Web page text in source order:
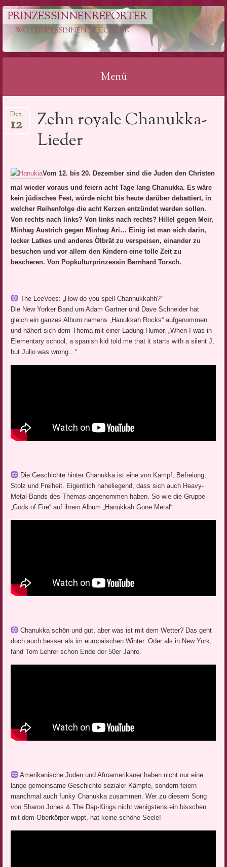
PRINZESSINNENREPORTER
WO PRINZESSINNEN BERICHTEN
Menü
zum
Zehn royale Chanukka-
Lieder
Dez.
12
Vom 12. bis 20. Dezember sind die Juden den Christen
mal wieder voraus und feiern acht Tage lang Chanukka. Es wäre
kein jüdisches Fest, würde nicht bis heute darüber debattiert, in
welcher Reihenfolge die acht Kerzen entzündet werden sollen.
Von rechts nach links? Von links nach rechts? Hillel gegen Meir,
Minhag Austrich gegen Minhag Ari… Einig ist man sich darin,
lecker Latkes und anderes Ölbrät zu verspeisen, einander zu
besuchen und vor allem den Kindern eine tolle Zeit zu
bescheren. Von Popkulturprinzessin Bernhard Torsch.
The LeeVees: „How do you spell Channukkahh?“
Die New Yorker Band um Adam Gartner und Dave Schneider hat
gleich ein ganzes Album namens „Hanukkah Rocks“ aufgenommen
und nähert sich dem Thema mit einer Ladung Humor. „When I was in
Elementary school, a spanish kid told me that it starts with a silent J,
but Julio was wrong…“
Die Geschichte hinter Chanukka ist eine von Kampf, Befreiung,
Stolz und Freiheit. Eigentlich naheliegend, dass sich auch Heavy-
Metal-Bands des Themas angenommen haben. So wie die Gruppe
„Gods of Fire“ auf ihrem Album „Hanukkah Gone Metal“.
Chanukka schön und gut, aber was ist mit dem Wetter? Das geht
doch auch besser als im europäischen Winter. Oder als in New York,
fand Tom Lehrer schon Ende der 50er Jahre.
Amerikanische Juden und Afroamerikaner haben nicht nur eine
lange gemeinsame Geschichte sozialer Kämpfe, sondern feiern
manchmal auch funky Chanukka zusammen. Wer zu diesem Song
von Sharon Jones & The Dap-Kings nicht wenigstens ein bisschen
mit dem Oberkörper wippt, hat keine schöne Seele!